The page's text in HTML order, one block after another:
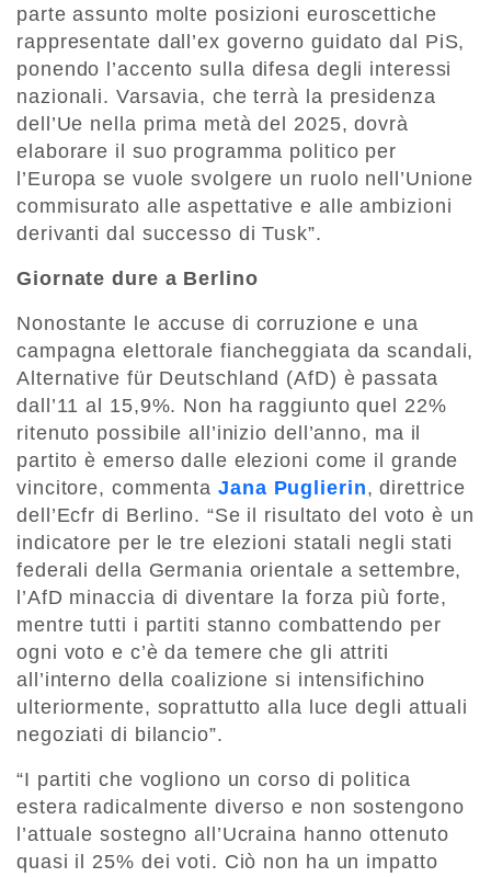
parte assunto molte posizioni euroscettiche
rappresentate dall’ex governo guidato dal PiS,
ponendo l’accento sulla difesa degli interessi
nazionali. Varsavia, che terrà la presidenza
dell’Ue nella prima metà del 2025, dovrà
elaborare il suo programma politico per
l’Europa se vuole svolgere un ruolo nell’Unione
commisurato alle aspettative e alle ambizioni
derivanti dal successo di Tusk”.
Giornate dure a Berlino
Nonostante le accuse di corruzione e una
campagna elettorale fiancheggiata da scandali,
Alternative für Deutschland (AfD) è passata
dall’11 al 15,9%. Non ha raggiunto quel 22%
ritenuto possibile all’inizio dell’anno, ma il
partito è emerso dalle elezioni come il grande
vincitore, commenta Jana Puglierin, direttrice
dell’Ecfr di Berlino. “Se il risultato del voto è un
indicatore per le tre elezioni statali negli stati
federali della Germania orientale a settembre,
l’AfD minaccia di diventare la forza più forte,
mentre tutti i partiti stanno combattendo per
ogni voto e c’è da temere che gli attriti
all’interno della coalizione si intensifichino
ulteriormente, soprattutto alla luce degli attuali
negoziati di bilancio”.
“I partiti che vogliono un corso di politica
estera radicalmente diverso e non sostengono
l’attuale sostegno all’Ucraina hanno ottenuto
quasi il 25% dei voti. Ciò non ha un impatto